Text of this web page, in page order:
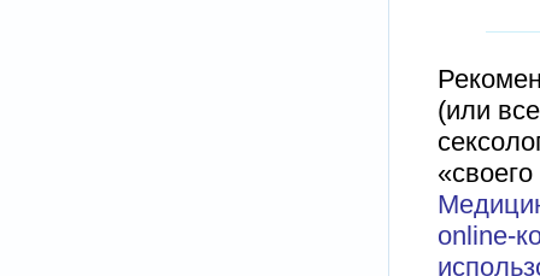
(или
online-